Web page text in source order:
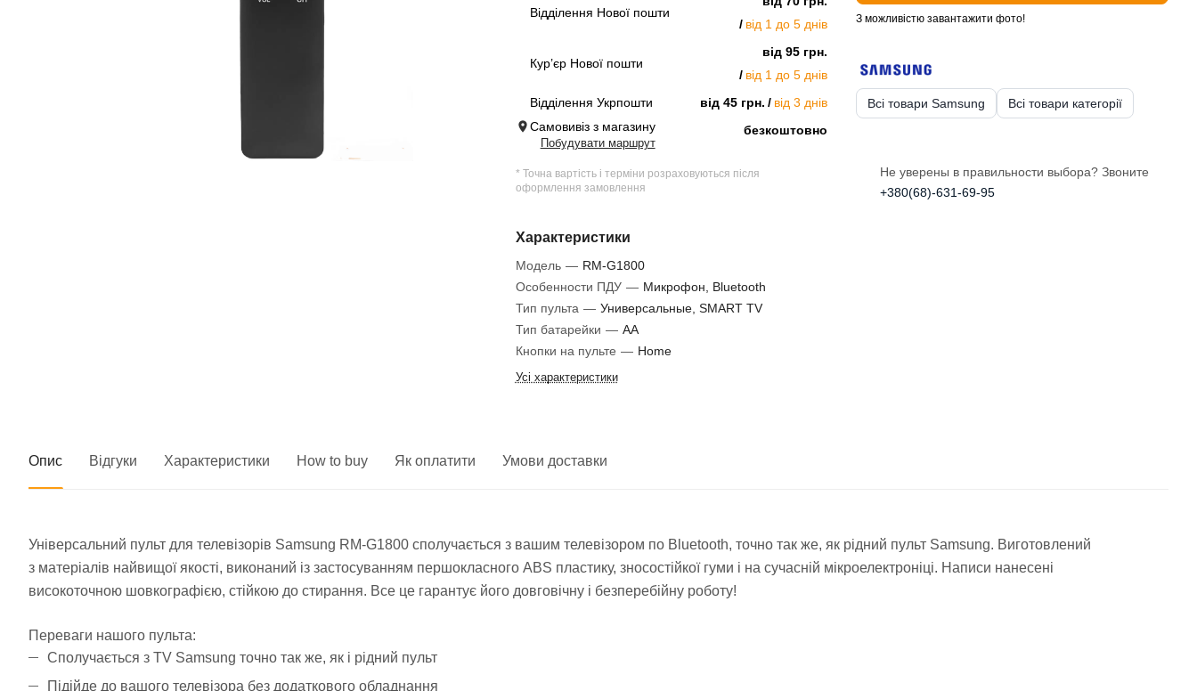
Відділення Нової пошти
від 1 до 5 днів
Кур’єр Нової пошти
від 95 грн.
від 1 до 5 днів
Відділення Укрпошти
від 45 грн.
від 3 днів
Самовивіз з магазину
Побудувати маршрут
безкоштовно
* Точна вартість і терміни розраховуються після
оформлення замовлення
Характеристики
Модель — RM-G1800
Особенности ПДУ — Микрофон, Bluetooth
Тип пульта — Универсальные, SMART TV
Тип батарейки — AA
Кнопки на пульте — Home
Усі характеристики
З можливістю завантажити фото!
Всі товари Samsung Всі товари категорії
Не уверены в правильности выбора? Звоните
+380(68)-631-69-95
Опис Відгуки Характеристики How to buy Як оплатити Умови доставки
Універсальний пульт для телевізорів Samsung RM-G1800 сполучається з вашим телевізором по Bluetooth, точно так же, як рідний пульт Samsung. Виготовлений
з матеріалів найвищої якості, виконаний із застосуванням першокласного ABS пластику, зносостійкої гуми і на сучасній мікроелектроніці. Написи нанесені
високоточною шовкографією, стійкою до стирання. Все це гарантує його довговічну і безперебійну роботу!
Переваги нашого пульта:
Сполучається з TV Samsung точно так же, як і рідний пульт
Підійде до вашого телевізора без додаткового обладнання